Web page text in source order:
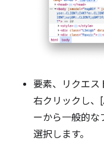
要素、リクエス
右クリックし、[
ーから一般的な
選択します。